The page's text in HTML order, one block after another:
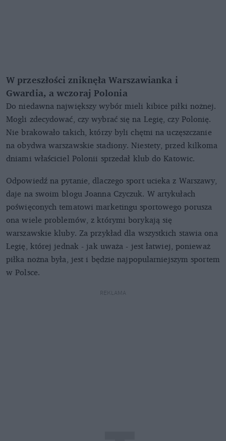
W przeszłości zniknęła Warszawianka i
Gwardia, a wczoraj Polonia
Do niedawna największy wybór mieli kibice piłki nożnej.
Mogli zdecydować, czy wybrać się na Legię, czy Polonię.
Nie brakowało takich, którzy byli chętni na uczęszczanie
na obydwa warszawskie stadiony. Niestety, przed kilkoma
dniami właściciel Polonii sprzedał klub do Katowic.
Odpowiedź na pytanie, dlaczego sport ucieka z Warszawy,
daje na swoim blogu Joanna Czyczuk. W artykułach
poświęconych tematowi marketingu sportowego porusza
ona wiele problemów, z którymi borykają się
warszawskie kluby. Za przykład dla wszystkich stawia ona
Legię, której jednak - jak uważa - jest łatwiej, ponieważ
piłka nożna była, jest i będzie najpopularniejszym sportem
w Polsce.
REKLAMA